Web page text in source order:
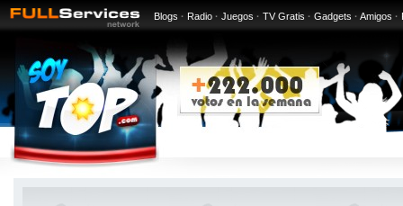
Blogs · Radio · Juegos · TV Gratis · Gadgets · Amigos ·